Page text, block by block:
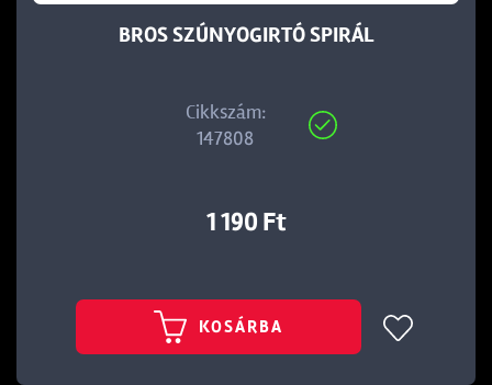
BROS SZÚNYOGIRTÓ SPIRÁL
Cikkszám:
147808
1 190 Ft
KOSÁRBA